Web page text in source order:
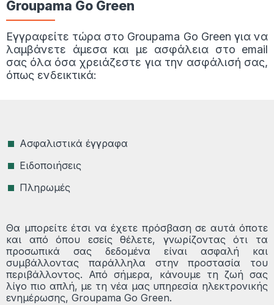
Groupama Go Green
Εγγραφείτε τώρα στο Groupama Go Green για να
λαμβάνετε άμεσα και με ασφάλεια στο email
σας όλα όσα χρειάζεστε για την ασφάλισή σας,
όπως ενδεικτικά:
Ασφαλιστικά έγγραφα
Ειδοποιήσεις
Πληρωμές
Θα μπορείτε έτσι να έχετε πρόσβαση σε αυτά όποτε
και από όπου εσείς θέλετε, γνωρίζοντας ότι τα
προσωπικά σας δεδομένα είναι ασφαλή και
συμβάλλοντας παράλληλα στην προστασία του
περιβάλλοντος. Από σήμερα, κάνουμε τη ζωή σας
λίγο πιο απλή, με τη νέα μας υπηρεσία ηλεκτρονικής
ενημέρωσης, Groupama Go Green.